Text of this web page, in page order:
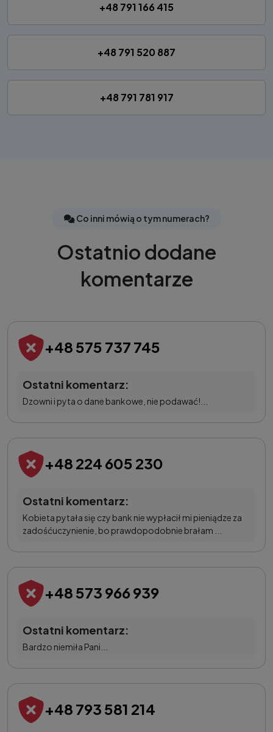
+48 791 166 415
+48 791 520 887
+48 791 781 917
Co inni mówią o tym numerach?
Ostatnio dodane
komentarze
+48 575 737 745
Ostatni komentarz:
Dzowni i pyta o dane bankowe, nie podawać!...
+48 224 605 230
Ostatni komentarz:
Kobieta pytała się czy bank nie wypłacił mi pieniądze za
zadośćuczynienie, bo prawdopodobnie brałam ...
+48 573 966 939
Ostatni komentarz:
Bardzo niemiła Pani...
+48 793 581 214